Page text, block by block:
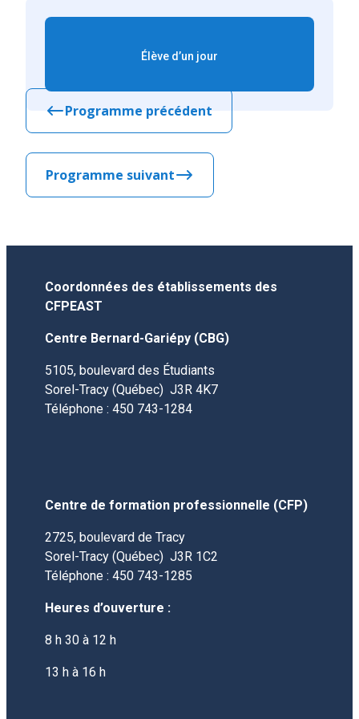
Élève d’un jour
Programme précédent
Programme suivant
Coordonnées des établissements des
CFPEAST
Centre Bernard-Gariépy (CBG)
5105, boulevard des Étudiants
Sorel-Tracy (Québec) J3R 4K7
Téléphone : 450 743-1284
Centre de formation professionnelle (CFP)
2725, boulevard de Tracy
Sorel-Tracy (Québec) J3R 1C2
Téléphone : 450 743-1285
Heures d’ouverture :
8 h 30 à 12 h
13 h à 16 h